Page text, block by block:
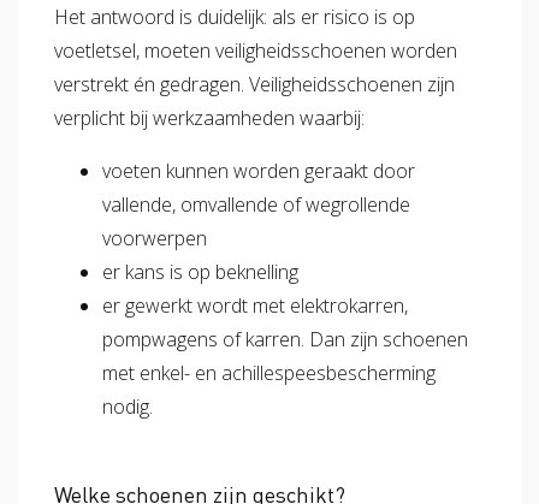
Het antwoord is duidelijk: als er risico is op
voetletsel, moeten veiligheidsschoenen worden
verstrekt én gedragen. Veiligheidsschoenen zijn
verplicht bij werkzaamheden waarbij:
voeten kunnen worden geraakt door
vallende, omvallende of wegrollende
voorwerpen
er kans is op beknelling
er gewerkt wordt met elektrokarren,
pompwagens of karren. Dan zijn schoenen
met enkel- en achillespeesbescherming
nodig.
Welke schoenen zijn geschikt?